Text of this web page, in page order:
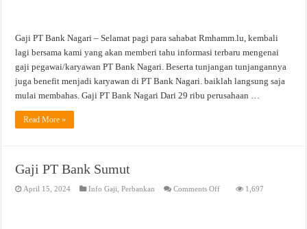
Gaji PT Bank Nagari – Selamat pagi para sahabat Rmhamm.lu, kembali
lagi bersama kami yang akan memberi tahu informasi terbaru mengenai
gaji pegawai/karyawan PT Bank Nagari. Beserta tunjangan tunjangannya
juga benefit menjadi karyawan di PT Bank Nagari. baiklah langsung saja
mulai membahas. Gaji PT Bank Nagari Dari 29 ribu perusahaan …
Read More »
Gaji PT Bank Sumut
April 15, 2024 Info Gaji ,Perbankan Comments Offon
1,697